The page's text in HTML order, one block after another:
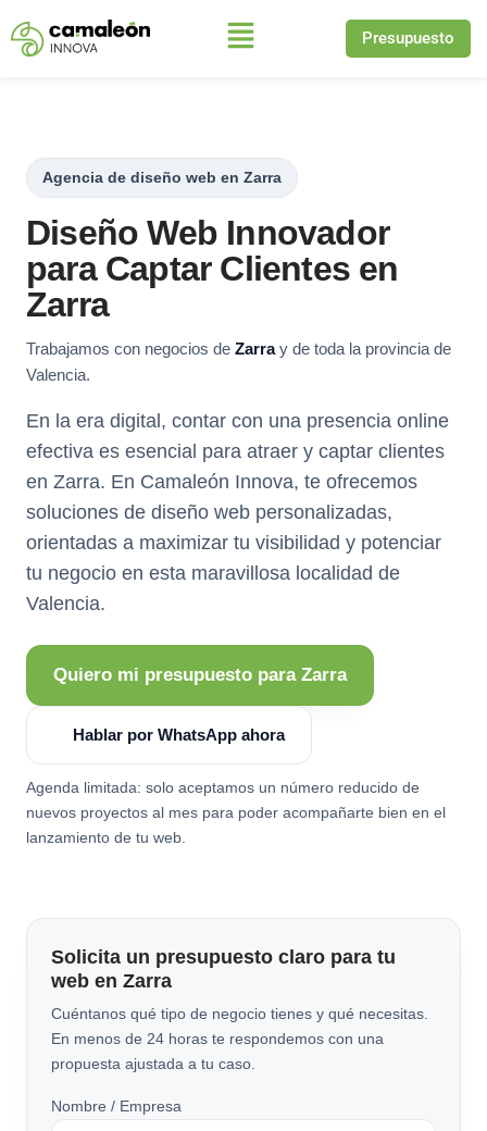
Saltar
Presupuesto
Agencia de diseño web en Zarra
Diseño Web Innovador
para Captar Clientes en
Zarra
Trabajamos con negocios de Zarray de toda la provincia de
Valencia.
En la era digital, contar con una presencia online
efectiva es esencial para atraer y captar clientes
en Zarra. En Camaleón Innova, te ofrecemos
soluciones de diseño web personalizadas,
orientadas a maximizar tu visibilidad y potenciar
tu negocio en esta maravillosa localidad de
Valencia.
Quiero mi presupuesto para Zarra
Hablar por WhatsApp ahora
Agenda limitada: solo aceptamos un número reducido de
nuevos proyectos al mes para poder acompañarte bien en el
lanzamiento de tu web.
Solicita un presupuesto claro para tu
web en Zarra
Cuéntanos qué tipo de negocio tienes y qué necesitas.
En menos de 24 horas te respondemos con una
propuesta ajustada a tu caso.
Nombre / Empresa